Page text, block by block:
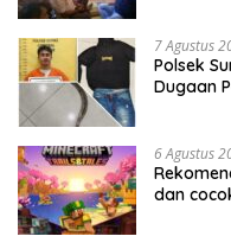
7 Agustus
Polsek
Dugaan
6 Agustus
dan